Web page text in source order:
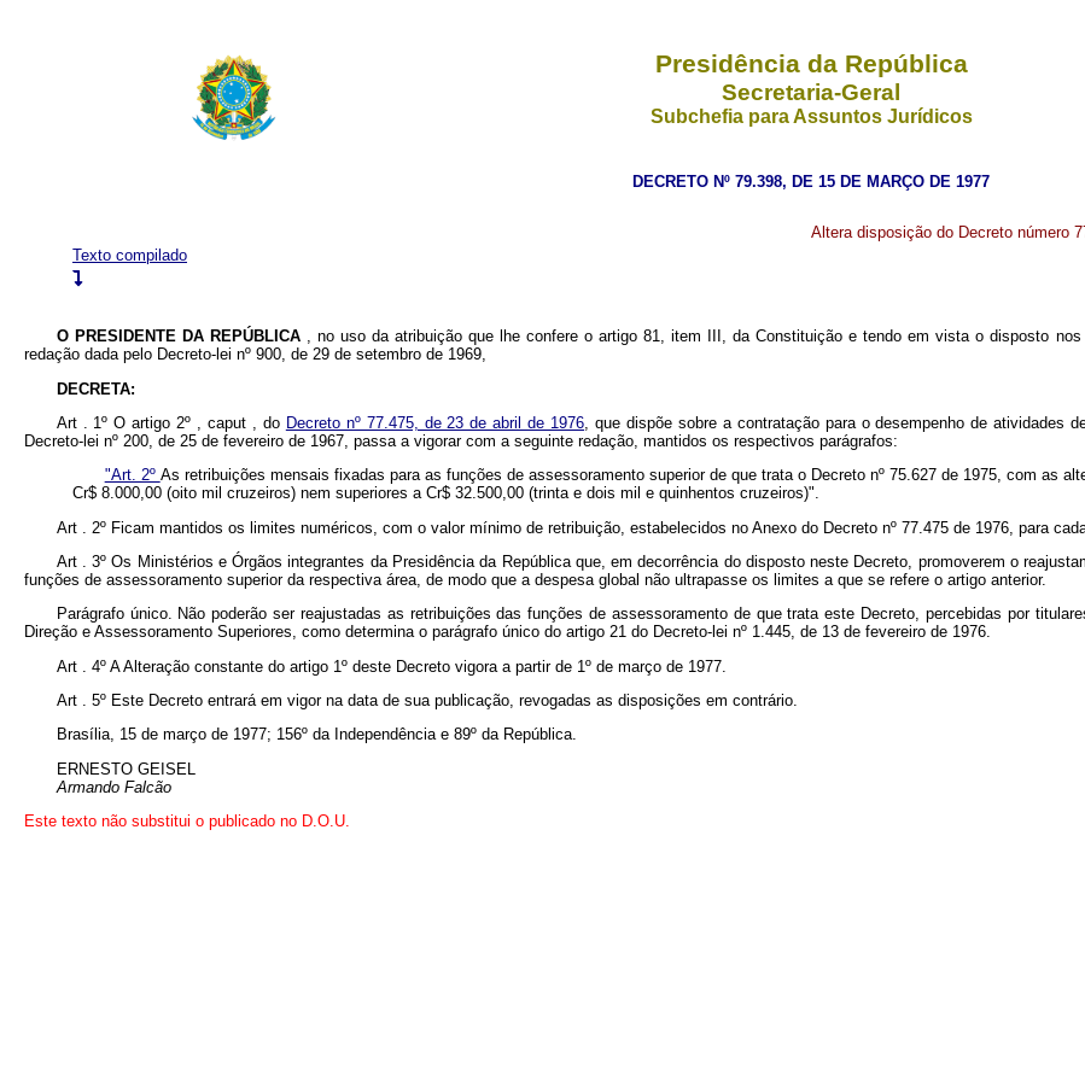
Presidência da República
Secretaria-Geral
Subchefia para Assuntos Jurídicos
DECRETO Nº 79.398, DE 15 DE MARÇO DE 1977
Altera disposição do Decreto número
Texto compilado
O PRESIDENTE DA REPÚBLICA, no uso da atribuição que lhe confere o artigo 81, item III, da Constituição e tendo em vista o disposto
redação dada pelo Decreto-lei nº 900, de 29 de setembro de 1969,
DECRETA:
Art . 1º O artigo 2º , caput , do Decreto nº 77.475, de 23 de abril de 1976 , que dispõe sobre a contratação para o desempenho de
Decreto-lei nº 200, de 25 de fevereiro de 1967, passa a vigorar com a seguinte redação, mantidos os respectivos parágrafos:
"Art. 2º As retribuições mensais fixadas para as funções de assessoramento superior de que trata o Decreto nº 75.627 de 1975, com as
Cr$ 8.000,00 (oito mil cruzeiros) nem superiores a Cr$ 32.500,00 (trinta e dois mil e quinhentos cruzeiros)".
Art . 2º Ficam mantidos os limites numéricos, com o valor mínimo de retribuição, estabelecidos no Anexo do Decreto nº 77.475 de 1976, para
Art . 3º Os Ministérios e Órgãos integrantes da Presidência da República que, em decorrência do disposto neste Decreto, promoverem o
funções de assessoramento superior da respectiva área, de modo que a despesa global não ultrapasse os limites a que se refere o artigo anterior.
Parágrafo único. Não poderão ser reajustadas as retribuições das funções de assessoramento de que trata este Decreto, percebidas por
Direção e Assessoramento Superiores, como determina o parágrafo único do artigo 21 do Decreto-lei nº 1.445, de 13 de fevereiro de 1976.
Art . 4º A Alteração constante do artigo 1º deste Decreto vigora a partir de 1º de março de 1977.
Art . 5º Este Decreto entrará em vigor na data de sua publicação, revogadas as disposições em contrário.
Brasília, 15 de março de 1977; 156º da Independência e 89º da República.
ERNESTO GEISEL
Armando Falcão
Este texto não substitui o publicado no D.O.U.